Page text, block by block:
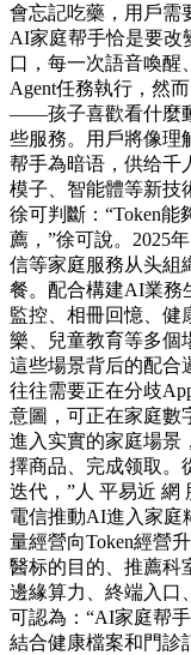
會忘記吃藥，用戶需
AI家庭帮手恰是要改
口，每一次語音喚醒
Agent任務執行，然
——孩子喜歡看什麼
些服務。用戶將像理
帮手為暗语，供给千
模子、智能體等新技
徐可判斷：“Token
薦，”徐可說。2025
信等家庭服務从头組
餐。配合構建AI業務
監控、相冊回憶、健
樂、兒童教育等多個
這些場景背后的配合
往往需要正在分歧
意圖，可正在家庭數
進入实實的家庭場景
擇商品、完成领取。
迭代，”人 平易近 網
電信推動AI進入家庭
量經營向Token經營
醫标的目的、推薦科
邊緣算力、終端入口
可認為：“AI家庭帮
結合健康檔案和門診